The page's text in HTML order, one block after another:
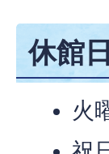
休館日
火